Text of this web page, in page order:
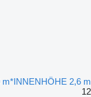
m*INNENHÖHE 2,6 m
12